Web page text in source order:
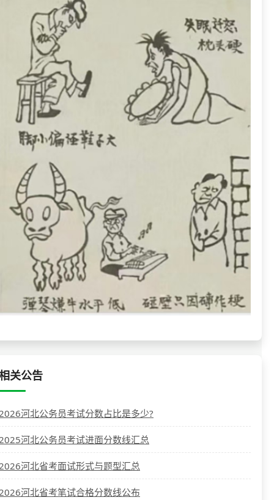
关公告
河北公务员考试分数占比是多少?
河北公务员考试进面分数线汇总
河北省考面试形式与题型汇总
河北省考笔试合格分数线公布